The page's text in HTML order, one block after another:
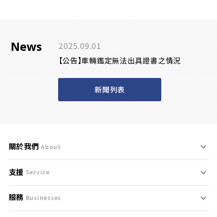
News 2025.09.01
【公告】車輛鑑定無法出具證書之情況
新聞列表
關於我們 About
刊登規範
服務條款
支援 Service
支援中心
服務 Businesses